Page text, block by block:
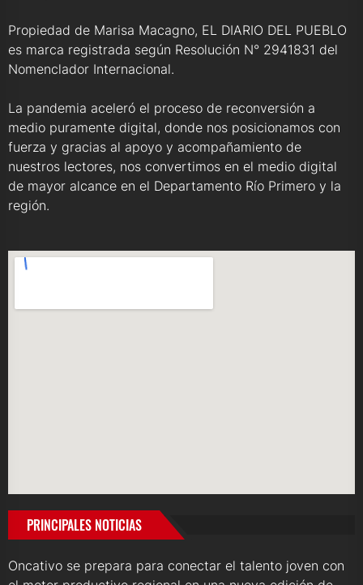
Propiedad de Marisa Macagno, EL DIARIO DEL PUEBLO
es marca registrada según Resolución N° 2941831 del
Nomenclador Internacional.
La pandemia aceleró el proceso de reconversión a
medio puramente digital, donde nos posicionamos con
fuerza y gracias al apoyo y acompañamiento de
nuestros lectores, nos convertimos en el medio digital
de mayor alcance en el Departamento Río Primero y la
región.
PRINCIPALES NOTICIAS
Oncativo se prepara para conectar el talento joven con